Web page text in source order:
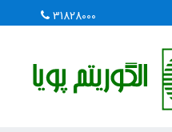
31828000